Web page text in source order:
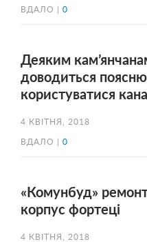
ВДАЛО | 0
Деяким
доводиться
користуватися
4 КВІТНЯ, 2018
ВДАЛО | 0
«Комунбуд»
корпус фортеці
4 КВІТНЯ, 2018